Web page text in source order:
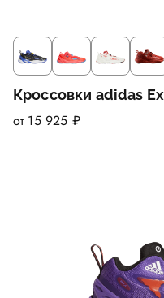
Кроссовки adidas
от 15 925 ₽